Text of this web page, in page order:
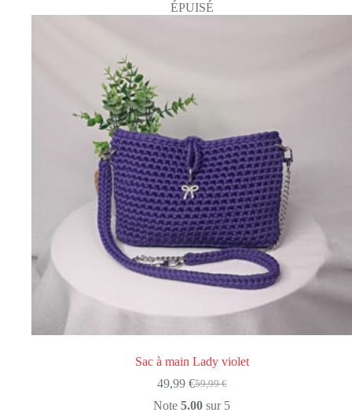
ÉPUISÉ
Sac à main Lady violet
59,99€
Le
prix
49,99 €Le
prix
Note 5.00 sur 5